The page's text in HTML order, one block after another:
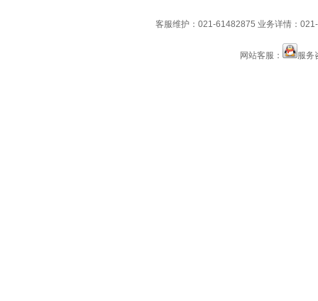
客服维护：021-61482875 业务详情：
网站客服： 服务